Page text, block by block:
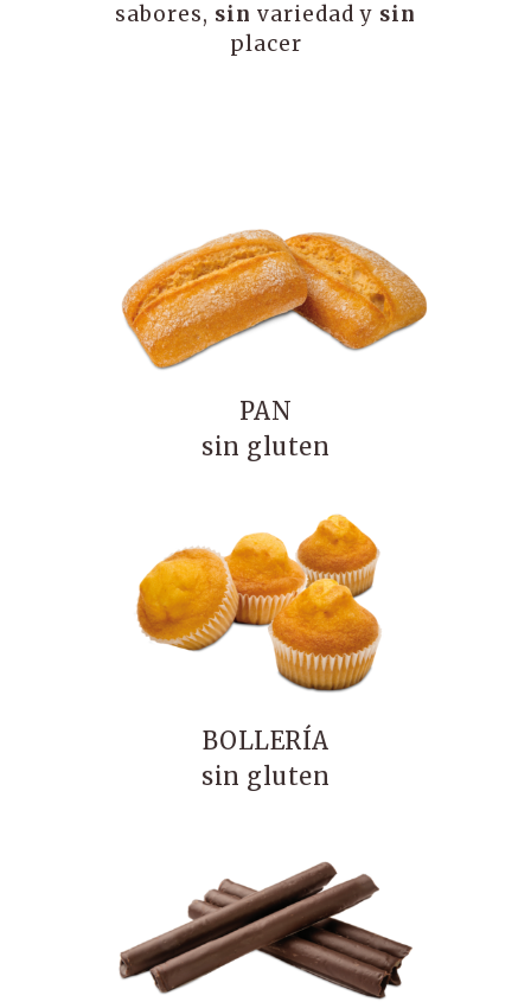
sabores, sin variedad y sin
placer
PAN
sin gluten
BOLLERÍA
sin gluten